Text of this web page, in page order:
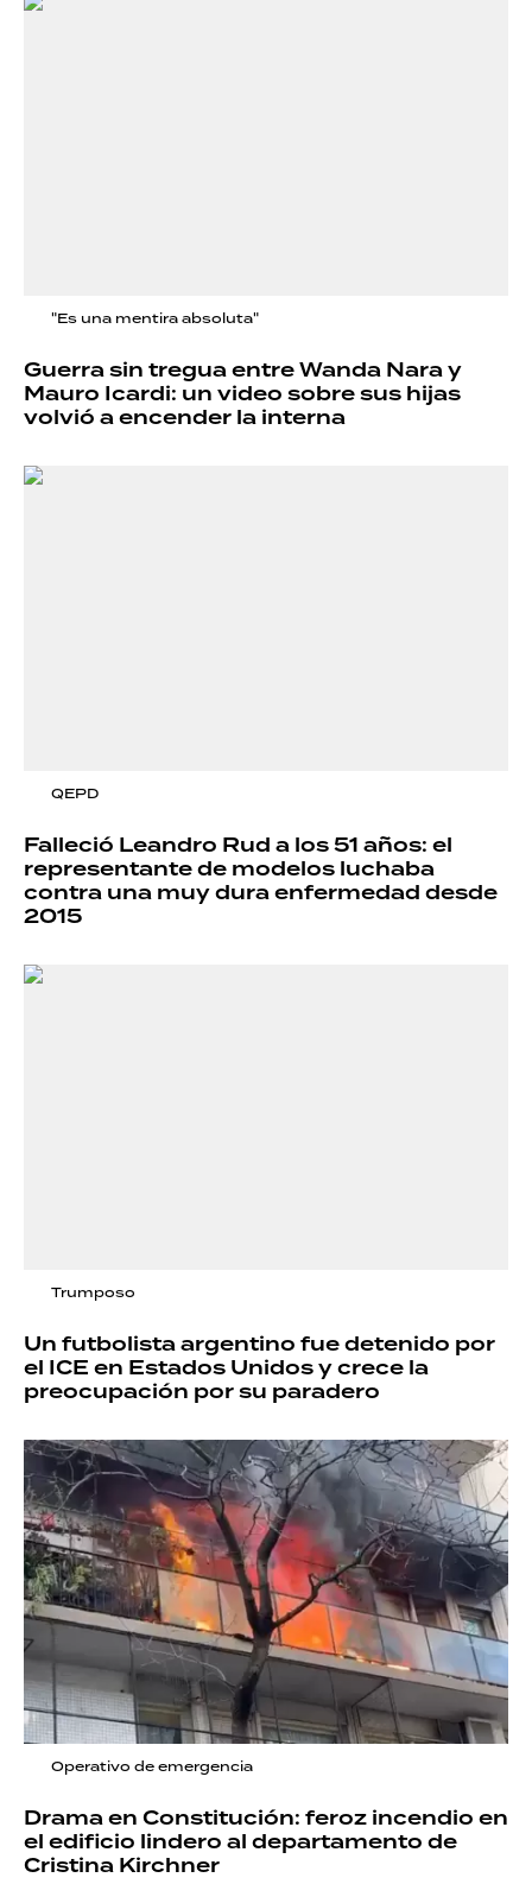
"Es una mentira absoluta"
Guerra sin tregua entre Wanda Nara y
Mauro Icardi: un video sobre sus hijas
volvió a encender la interna
QEPD
Falleció Leandro Rud a los 51 años: el
representante de modelos luchaba
contra una muy dura enfermedad desde
2015
Trumposo
Un futbolista argentino fue detenido por
el ICE en Estados Unidos y crece la
preocupación por su paradero
Operativo de emergencia
Drama en Constitución: feroz incendio en
el edificio lindero al departamento de
Cristina Kirchner